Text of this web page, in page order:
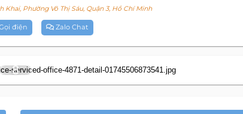
Phường Võ Thị Sáu, Quận 3, Hồ Chí Minh
điện Zalo Chat
8